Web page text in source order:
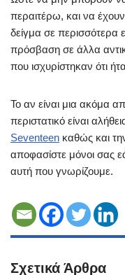
περαιτέρω, και να
δείγμα σε περισσότερα
πρόσβαση σε άλλα
που ισχυρίστηκαν ότι
Το αν είναι μια ακόμα
περιστατικό είναι
Seventeen καθώς και
αποφασίστε μόνοι σας
αυτή που γνωρίζουμε.
Σχετικά Άρθρα